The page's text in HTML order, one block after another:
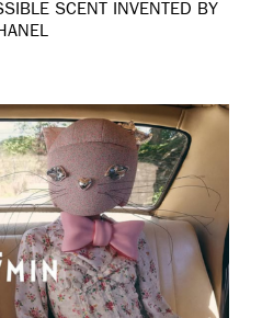
SCENT INVENTED BY